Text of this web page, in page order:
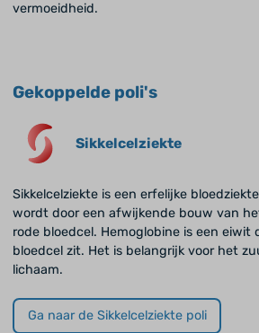
vermoeidheid.
Gekoppelde poli's
Sikkelcelziekte
Sikkelcelziekte is een erfelijke
wordt door een afwijkende bouw van
rode bloedcel. Hemoglobine is een eiwit
bloedcel zit. Het is belangrijk voor het
lichaam.
Ga naar de Sikkelcelziekte poli